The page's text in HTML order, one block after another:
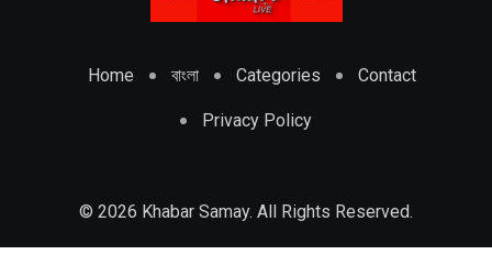
Home বাংলা Categories Contact
Privacy Policy
© 2026 Khabar Samay. All Rights Reserved.